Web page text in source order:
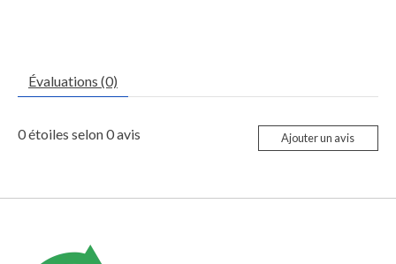
Évaluations (0)
0étoiles selon0avis Ajouter un avis